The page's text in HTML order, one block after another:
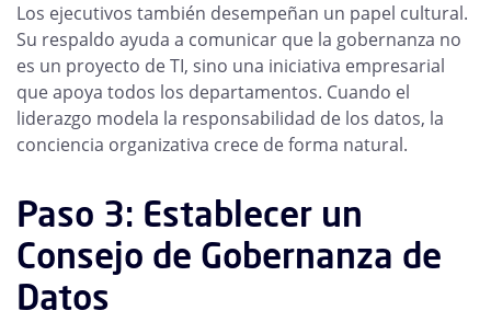
Los ejecutivos también desempeñan un papel cultural.
Su respaldo ayuda a comunicar que la gobernanza no
es un proyecto de TI, sino una iniciativa empresarial
que apoya todos los departamentos. Cuando el
liderazgo modela la responsabilidad de los datos, la
conciencia organizativa crece de forma natural.
Paso 3: Establecer un
Consejo de Gobernanza de
Datos